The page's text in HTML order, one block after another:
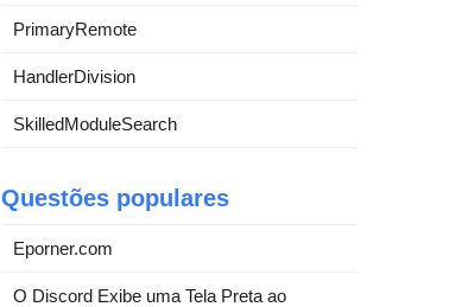
PrimaryRemote
HandlerDivision
SkilledModuleSearch
Questões populares
Eporner.com
O Discord Exibe uma Tela Preta ao